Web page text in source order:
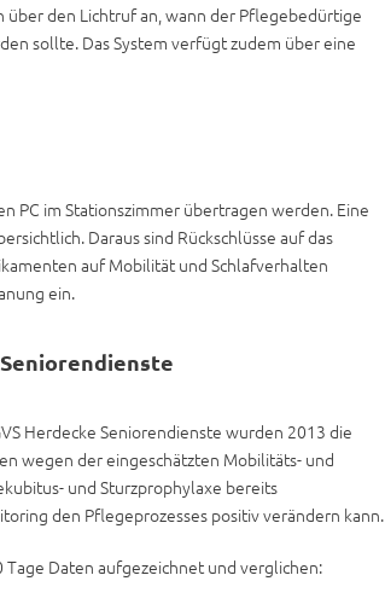
den Lichtruf an, wann der Pflegebedürtige
sollte. Das System verfügt zudem über eine
PC im Stationszimmer übertragen werden. Eine
Daraus sind Rückschlüsse auf das
auf Mobilität und Schlafverhalten
ein.
Herdecke Seniorendienste wurden 2013 die
wegen der eingeschätzten Mobilitäts- und
und Sturzprophylaxe bereits
den Pflegeprozesses positiv verändern kann.
Daten aufgezeichnet und verglichen: